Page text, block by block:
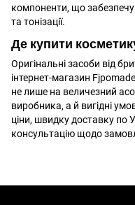
компоненти, що
та тонізації.
Де купити
Оригінальні засоби від
інтернет-магазин
не лише на величезний
виробника, а й вигідні
ціни, швидку доставку по
консультацію щодо